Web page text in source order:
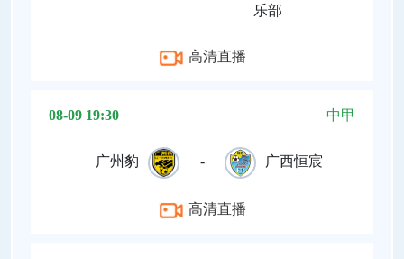
乐部
高清直播
08-09 19:30 中甲
广州豹 - 广西恒宸
高清直播